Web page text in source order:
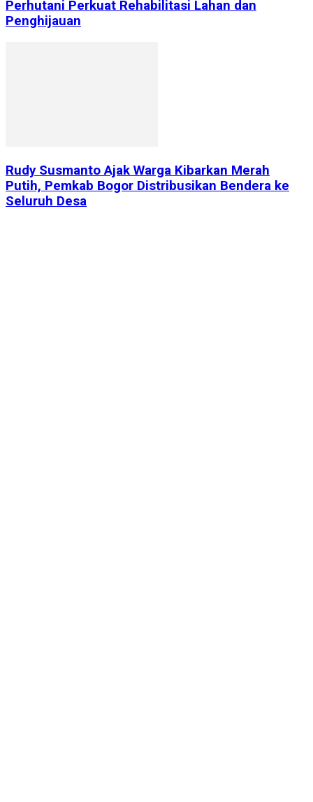
Perhutani Perkuat Rehabilitasi Lahan dan
Penghijauan
Rudy Susmanto Ajak Warga Kibarkan Merah
Putih, Pemkab Bogor Distribusikan Bendera ke
Seluruh Desa